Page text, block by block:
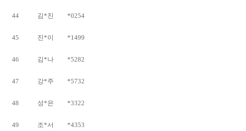
44 김*진 *0254
45 진*이 *1499
46 김*나 *5282
47 강*주 *5732
48 성*은 *3322
49 조*서 *4353